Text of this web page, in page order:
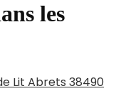
les
Lit Abrets 38490